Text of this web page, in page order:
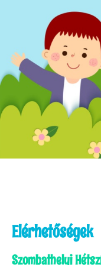
Elérhetőségek
Szombathelyi